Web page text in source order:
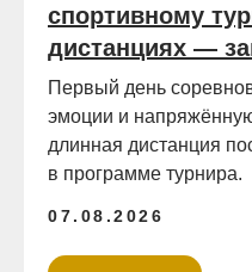
спортивному
дистанциях —
Первый день
эмоции и
длинная дистанция
в программе турнира.
07.08.2026